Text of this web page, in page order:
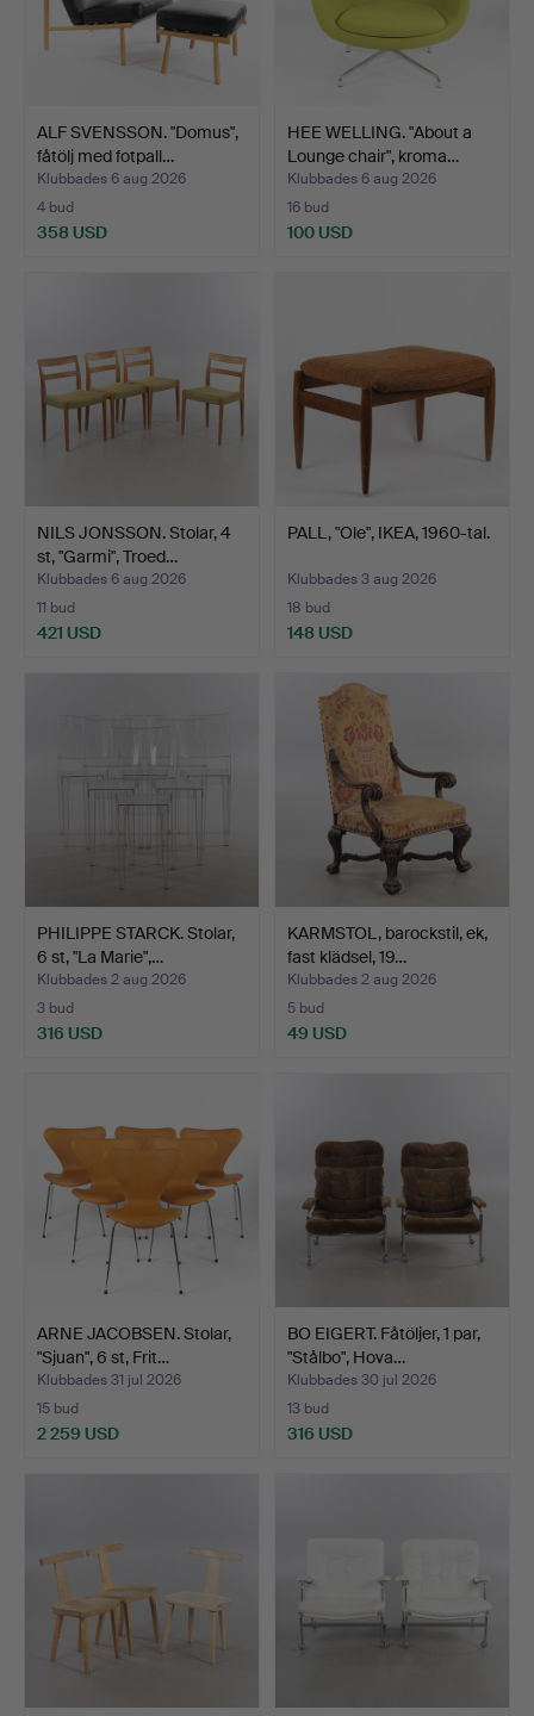
ALF SVENSSON. "Domus",
fåtölj med fotpall…
Klubbades 6 aug 2026
4 bud
358 USD
HEE WELLING. "About a
Lounge chair", kroma…
Klubbades 6 aug 2026
16 bud
100 USD
NILS JONSSON. Stolar, 4
st, "Garmi", Troed…
Klubbades 6 aug 2026
11 bud
421 USD
PALL, "Ole", IKEA, 1960-tal.
Klubbades 3 aug 2026
18 bud
148 USD
PHILIPPE STARCK. Stolar,
6 st, "La Marie",…
Klubbades 2 aug 2026
3 bud
316 USD
KARMSTOL, barockstil, ek,
fast klädsel, 19…
Klubbades 2 aug 2026
5 bud
49 USD
ARNE JACOBSEN. Stolar,
"Sjuan", 6 st, Frit…
Klubbades 31 jul 2026
15 bud
2 259 USD
BO EIGERT. Fåtöljer, 1 par,
"Stålbo", Hova…
Klubbades 30 jul 2026
13 bud
316 USD